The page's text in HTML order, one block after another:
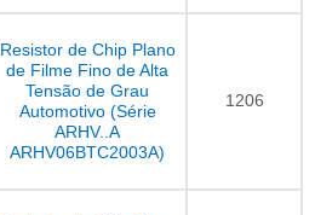
Resistor de Chip Plano
de Filme Fino de Alta
Tensão de Grau
Automotivo (Série
ARHV..A
ARHV06BTC2003A)
1206